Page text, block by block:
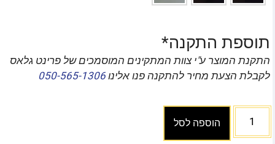
תוספת התקנה*
התקנת המוצר ע"י צוות המתקינים המוסמכים של פרינט גלאס
לקבלת הצעת מחיר להתקנה פנו אלינו050-565-1306
הוספה לסל